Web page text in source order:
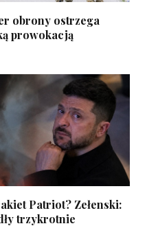
obrony ostrzega
prowokacją
Patriot? Zełenski:
trzykrotnie